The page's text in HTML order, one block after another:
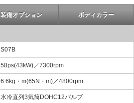
装備オプション ボディカラー
S07B
58ps(43kW)／7300rpm
6.6kg・m(65N・m)／4800rpm
水冷直列3気筒DOHC12バルブ